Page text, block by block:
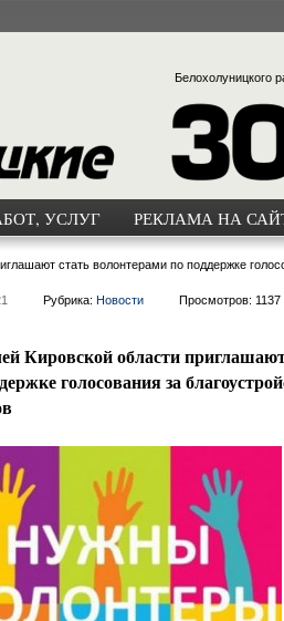
Белохолуницкого
УСЛУГ РЕКЛАМА НА
стать волонтерами по поддержке
Рубрика: Новости Просмотров: 1137
Кировской области
голосования за